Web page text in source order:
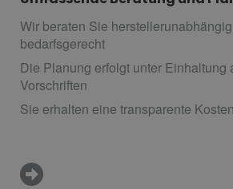
Wir beraten Sie
bedarfsgerecht
Die Planung erfolgt unter Einhaltung
Vorschriften
Sie erhalten eine transparente